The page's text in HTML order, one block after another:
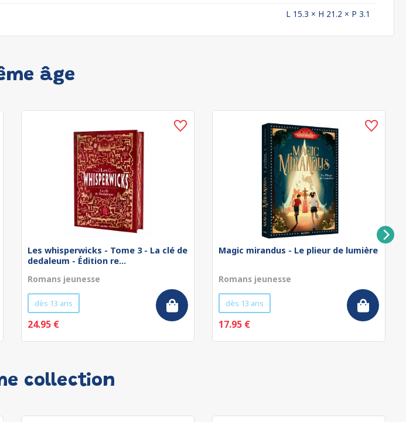
L 15.3 × H 21.2 × P 3.1
âge
Les whisperwicks - Tome 3 - La clé de
dedaleum - Édition re...
Romans jeunesse
dès 13 ans
24.95 €
Magic mirandus - Le plieur de lumière
Romans jeunesse
dès 13 ans
17.95 €
collection